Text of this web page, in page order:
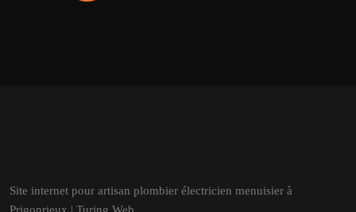
Site internet pour artisan plombier électricien menuisier à